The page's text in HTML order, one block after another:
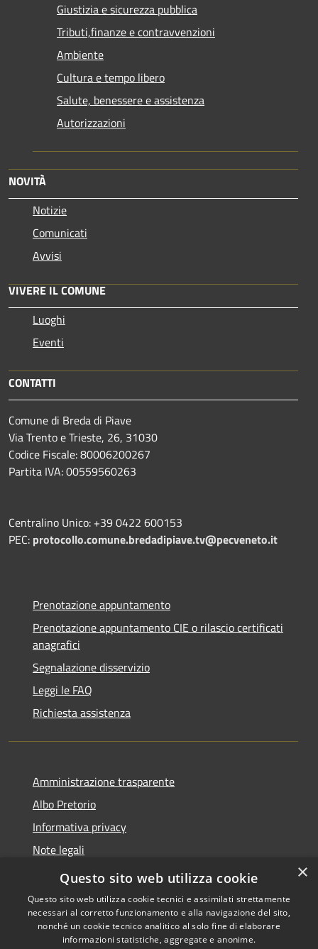
Giustizia e sicurezza pubblica
Tributi,finanze e contravvenzioni
Ambiente
Cultura e tempo libero
Salute, benessere e assistenza
Autorizzazioni
NOVITÀ
Notizie
Comunicati
Avvisi
VIVERE IL COMUNE
Luoghi
Eventi
CONTATTI
Comune di Breda di Piave
Via Trento e Trieste, 26, 31030
Codice Fiscale: 80006200267
Partita IVA: 00559560263
Centralino Unico: +39 0422 600153
PEC: protocollo.comune.bredadipiave.tv@pecveneto.it
Prenotazione appuntamento
Prenotazione appuntamento CIE o rilascio certificati
anagrafici
Segnalazione disservizio
Leggi le FAQ
Richiesta assistenza
Amministrazione trasparente
Albo Pretorio
Informativa privacy
Note legali
Dichiarazione di accessibilità
Copyright © 2026 • Comune di
×
Questo sito web utilizza cookie
Questo sito web utilizza cookie tecnici e assimilati strettamente
necessari al corretto funzionamento e alla navigazione del sito,
nonché un cookie tecnico analitico al solo fine di elaborare
informazioni statistiche, aggregate e anonime.